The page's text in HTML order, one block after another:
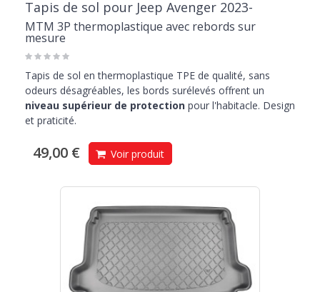
Tapis de sol pour Jeep Avenger 2023-
MTM 3P thermoplastique avec rebords sur
mesure
Tapis de sol en thermoplastique TPE de qualité, sans
odeurs désagréables, les bords surélevés offrent un
niveau supérieur de protection pour l'habitacle. Design
et praticité.
49,00 € Voir produit